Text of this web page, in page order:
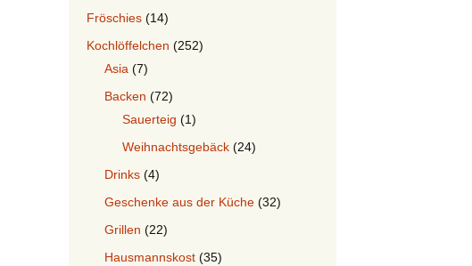
Fröschies (14)
Kochlöffelchen (252)
Asia (7)
Backen (72)
Sauerteig (1)
Weihnachtsgebäck (24)
Drinks (4)
Geschenke aus der Küche (32)
Grillen (22)
Hausmannskost (35)